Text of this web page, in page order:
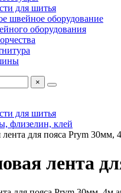
для шитья
швейное оборудование
оборудования
×
для шитья
флизелин, клей
для пояса Prym 30мм,
лента